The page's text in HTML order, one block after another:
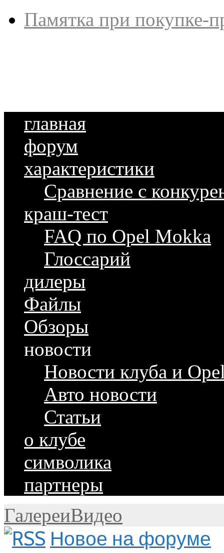
Памятка при покупке-
главная
форум
характеристики
Сравнение с
краш-тест
FAQ по Opel Mokka
Глоссарий
дилеры
Файлы
Обзоры
новости
Новости клуба и
Авто новости
Статьи
о клубе
символика
партнеры
ГалереиВидео
Новое на форуме